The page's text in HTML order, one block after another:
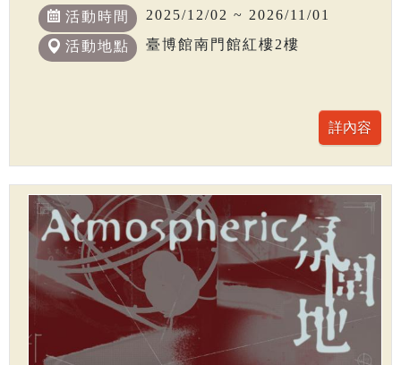
活動時間 2025/12/02 ~ 2026/11/01
活動地點 臺博館南門館紅樓2樓